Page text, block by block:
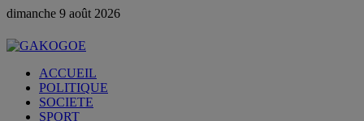
dimanche 9 août 2026
ACCUEIL
POLITIQUE
SOCIETE
SPORT